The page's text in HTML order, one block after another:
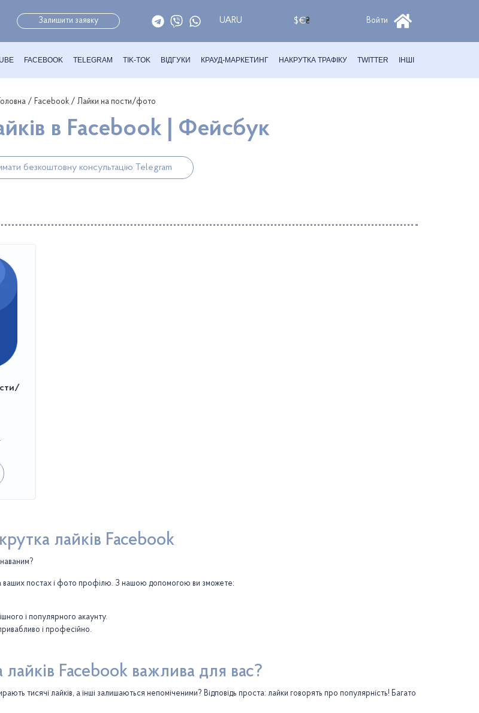
Залишити заявку UARU $€₴ Войти
FACEBOOK TELEGRAM TIK-TOK ВІДГУКИ КРАУД-МАРКЕТИНГ НАКРУТКА ТРАФІКУ TWITTER ІНШІ
/ Facebook/ Лайки на пости/фото
в Facebook | Фейсбук
безкоштовну консультацію Telegram
лайків Facebook
ваших постах і фото профілю. З нашою допомогою ви зможете:
і популярного акаунту.
і професійно.
Facebook важлива для вас?
тисячі лайків, а інші залишаються непоміченими? Відповідь проста: лайки говорять про популярність! Багато